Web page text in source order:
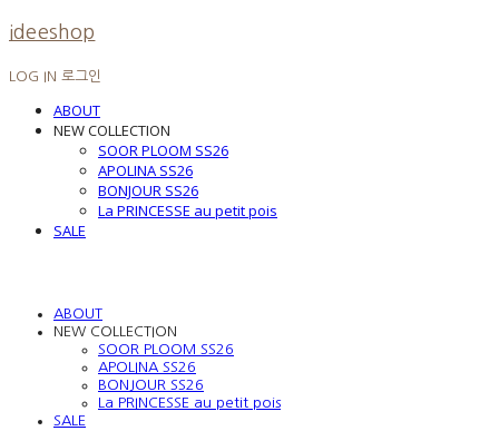
ideeshop
LOG IN 로그인
ABOUT
NEW COLLECTION
SOOR PLOOM SS26
APOLINA SS26
BONJOUR SS26
La PRINCESSE au petit pois
SALE
ABOUT
NEW COLLECTION
SOOR PLOOM SS26
APOLINA SS26
BONJOUR SS26
La PRINCESSE au petit pois
SALE